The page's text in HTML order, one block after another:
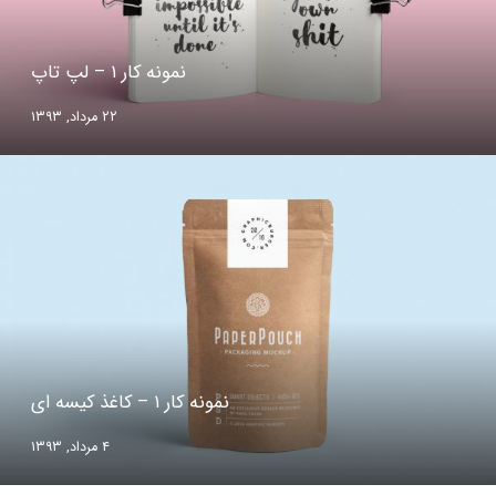
نمونه کار ۱ – لپ تاپ
۲۲ مرداد, ۱۳۹۳
نمونه کار ۱ – کاغذ کیسه ای
۴ مرداد, ۱۳۹۳